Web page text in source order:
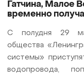
Гатчина, Малое
временно
С полудня 29
общества
системы»
водопровода,